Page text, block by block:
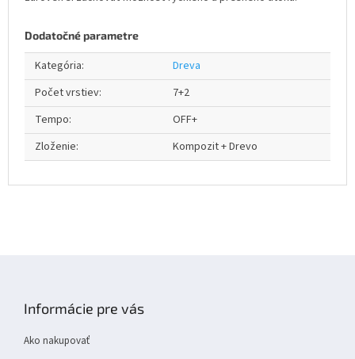
Dodatočné parametre
Kategória:
Dreva
Počet vrstiev:
7+2
Tempo:
OFF+
Zloženie: Kompozit + Drevo
Informácie pre vás
Ako nakupovať